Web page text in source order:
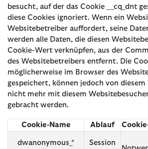
besucht, auf der das Cookie __cq_dnt
diese Cookies ignoriert. Wenn ein
Websitebetreiber auffordert, seine
werden alle Daten, die diesen
Cookie-Wert verknüpfen, aus der
des Websitebetreibers entfernt. Die
möglicherweise im Browser des
gespeichert, können jedoch von
nicht mehr mit diesem
gebracht werden.
Cookie-Name Ablauf
dwanonymous_* Session